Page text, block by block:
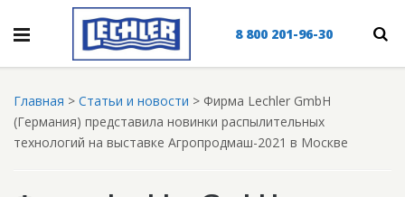
8 800 201-96-30
Главная >Статьи и новости > Фирма Lechler GmbH
(Германия) представила новинки распылительных
технологий на выставке Агропродмаш-2021 в Москве